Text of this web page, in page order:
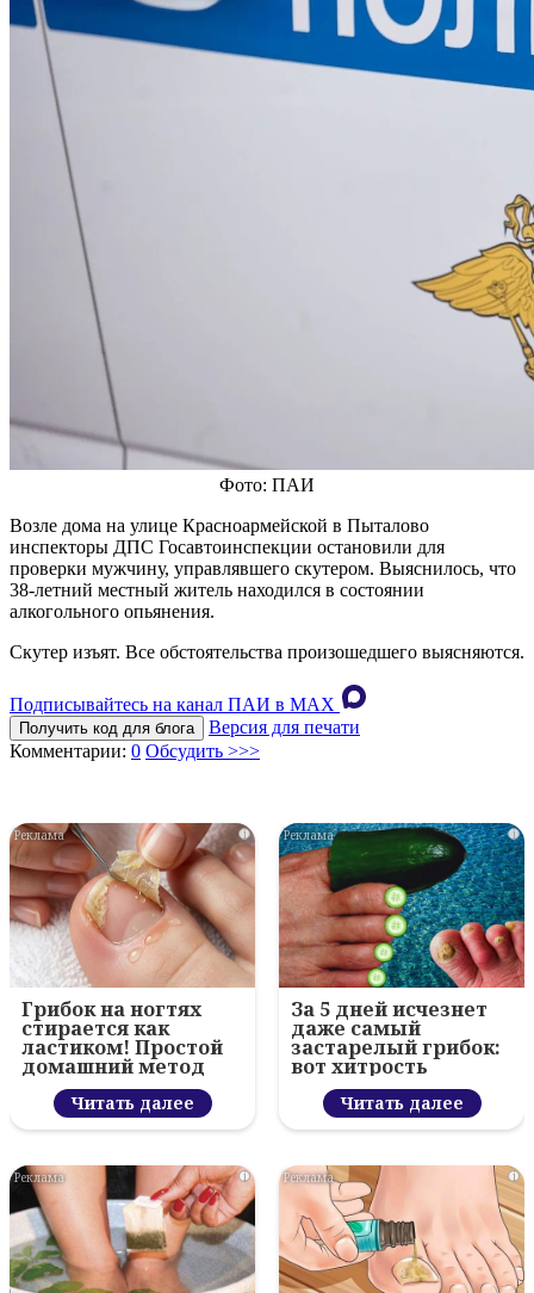
Фото: ПАИ
Возле дома на улице Красноармейской в Пыталово
инспекторы ДПС Госавтоинспекции остановили для
проверки мужчину, управлявшего скутером. Выяснилось, что
38-летний местный житель находился в состоянии
алкогольного опьянения.
Скутер изъят. Все обстоятельства произошедшего выясняются.
Подписывайтесь на канал ПАИ в MAХ
Получить код для блога
Версия для печати
Комментарии: 0 Обсудить >>>
i
Грибок на ногтях
стирается как
ластиком! Простой
домашний метод
Читать далее
i
За 5 дней исчезнет
даже самый
застарелый грибок:
вот хитрость
Читать далее
i i